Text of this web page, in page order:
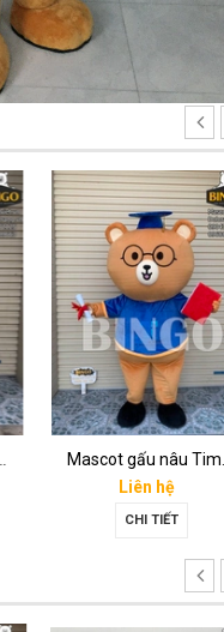
Mascot gấu nâu Timona
Liên hệ
CHI TIẾT